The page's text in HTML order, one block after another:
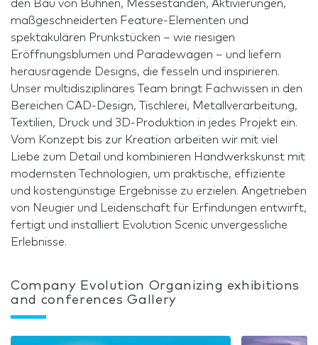
den Bau von Bühnen, Messeständen, Aktivierungen,
maßgeschneiderten Feature-Elementen und
spektakulären Prunkstücken – wie riesigen
Eröffnungsblumen und Paradewagen – und liefern
herausragende Designs, die fesseln und inspirieren.
Unser multidisziplinäres Team bringt Fachwissen in den
Bereichen CAD-Design, Tischlerei, Metallverarbeitung,
Textilien, Druck und 3D-Produktion in jedes Projekt ein.
Vom Konzept bis zur Kreation arbeiten wir mit viel
Liebe zum Detail und kombinieren Handwerkskunst mit
modernsten Technologien, um praktische, effiziente
und kostengünstige Ergebnisse zu erzielen. Angetrieben
von Neugier und Leidenschaft für Erfindungen entwirft,
fertigt und installiert Evolution Scenic unvergessliche
Erlebnisse.
Company Evolution Organizing exhibitions
and conferences Gallery